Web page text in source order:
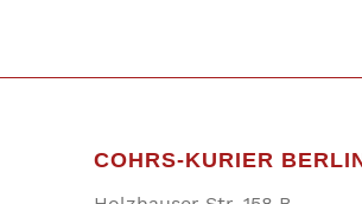
COHRS-KURIER